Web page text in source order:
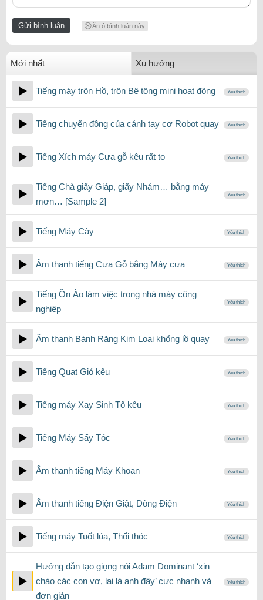
Ẩn ô bình luận này
Mới nhất Xu hướng
Tiếng máy trộn Hồ, trộn Bê tông mini hoạt động Yêu thích
Tiếng chuyển động của cánh tay cơ Robot quay Yêu thích
Tiếng Xích máy Cưa gỗ kêu rất to Yêu thích
Tiếng Chà giấy Giáp, giấy Nhám… bằng máy
mơn… [Sample 2]
Yêu thích
Tiếng Máy Cày Yêu thích
Âm thanh tiếng Cưa Gỗ bằng Máy cưa Yêu thích
Tiếng Ồn Ào làm việc trong nhà máy công
nghiệp
Yêu thích
Âm thanh Bánh Răng Kim Loại khổng lồ quay Yêu thích
Tiếng Quạt Gió kêu Yêu thích
Tiếng máy Xay Sinh Tố kêu Yêu thích
Tiếng Máy Sấy Tóc Yêu thích
Âm thanh tiếng Máy Khoan Yêu thích
Âm thanh tiếng Điện Giật, Dòng Điện Yêu thích
Tiếng máy Tuốt lúa, Thổi thóc Yêu thích
Hướng dẫn tạo giọng nói Adam Dominant ‘xin
chào các con vợ, lại là anh đây’ cực nhanh và
đơn giản
Yêu thích